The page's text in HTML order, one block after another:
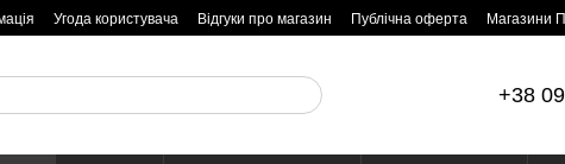
Угода користувача Відгуки про магазин Публічна оферта Магазини
+38